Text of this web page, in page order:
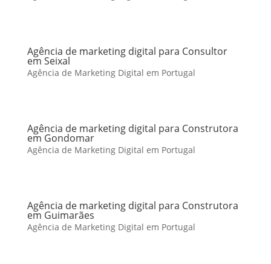
Agência de marketing digital para Consultor
em Seixal
Agência de Marketing Digital em Portugal
Agência de marketing digital para Construtora
em Gondomar
Agência de Marketing Digital em Portugal
Agência de marketing digital para Construtora
em Guimarães
Agência de Marketing Digital em Portugal